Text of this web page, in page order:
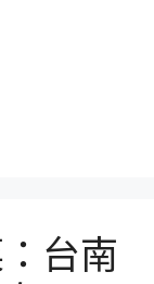
台南